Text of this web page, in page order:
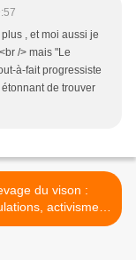
, et moi aussi je
/> mais "Le
à-fait progressiste
de trouver
du vison :
activisme,
mythes et réalité >